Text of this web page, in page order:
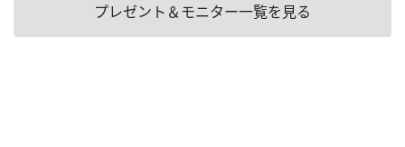
プレゼント＆モニター一覧を見る